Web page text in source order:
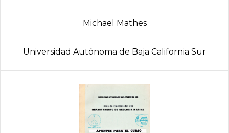
Michael Mathes
Universidad Autónoma de Baja California Sur